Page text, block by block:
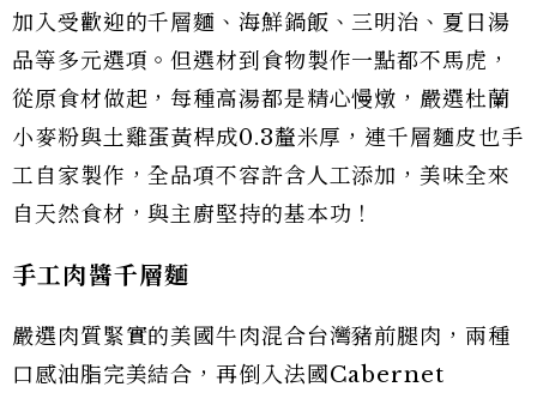
加入受歡迎的千層麵、海鮮鍋飯、三明治、夏日湯
品等多元選項。但選材到食物製作一點都不馬虎，
從原食材做起，每種高湯都是精心慢燉，嚴選杜蘭
小麥粉與土雞蛋黃桿成0.3釐米厚，連千層麵皮也手
工自家製作，全品項不容許含人工添加，美味全來
自天然食材，與主廚堅持的基本功！
手工肉醬千層麵
嚴選肉質緊實的美國牛肉混合台灣豬前腿肉，兩種
口感油脂完美結合，再倒入法國Cabernet